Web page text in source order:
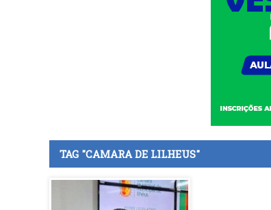
TAG "CAMARA DE LILHEUS"